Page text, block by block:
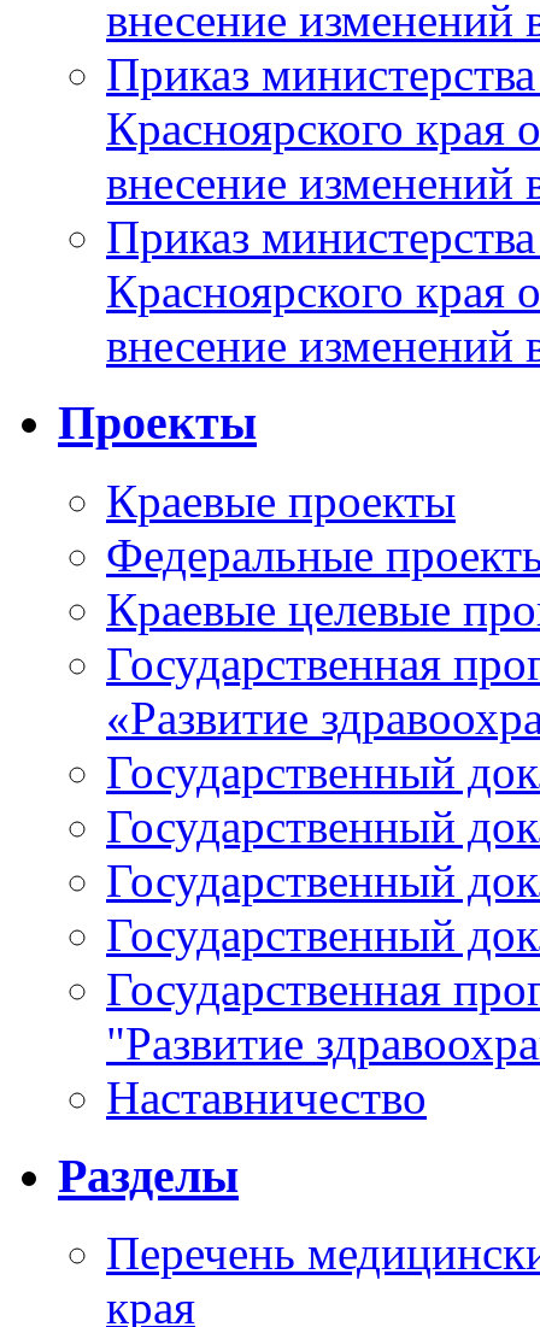
внесение изменений
Приказ
Красноярского
внесение изменений
Приказ
Красноярского
внесение изменений
Проекты
Краевые проекты
Федеральные
Краевые целевые
Государственная
«Развитие
Государственный
Государственный
Государственный
Государственный
Государственная
"Развитие
Наставничество
Разделы
Перечень
края